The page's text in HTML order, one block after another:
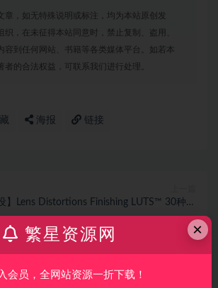
章，如无特殊说明或标注，均为本站原创发
织，在未征得本站同意时，禁止复制、盗用、
容到任何网站、书籍等各类媒体平台。如若本
者的合法权益，可联系我们进行处理。
海报 链接
】Lens Distortions Finishing LUTS™ 30种高
级电影后期调色LUTs合集
Win版 + 使用教程
×
繁星资源网
会员，全网站资源一折下载！